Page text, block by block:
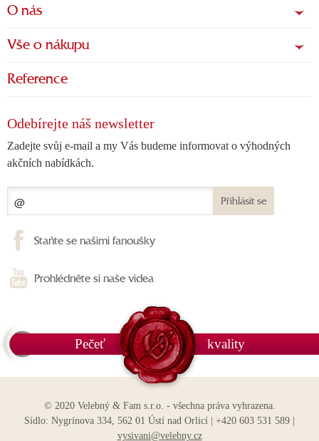
O nás
Vše o nákupu
Reference
Odebírejte náš newsletter
Zadejte svůj e-mail a my Vás budeme informovat o výhodných
akčních nabídkách.
Přihlásit se
Staňte se našimi fanoušky
Prohlédněte si naše videa
Pečeť kvality
© 2020 Velebný & Fam s.r.o. - všechna práva vyhrazena.
Sídlo: Nygrínova 334, 562 01 Ústí nad Orlicí | +420 603 531 589 |
vysivani@velebny.cz